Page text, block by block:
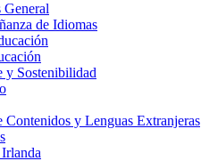
de Idiomas
y Sostenibilidad
y Lenguas Extranjeras